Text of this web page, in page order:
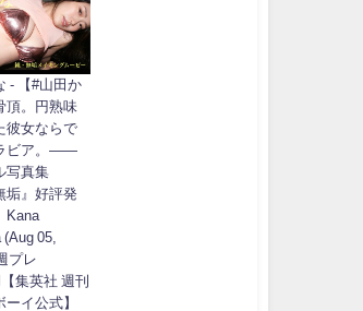
- 【#山田か
頂。円熟味
彼女ならで
ビア。――
写真集
垢』好評発
05,
プレ
集英社 週刊
ーイ公式】